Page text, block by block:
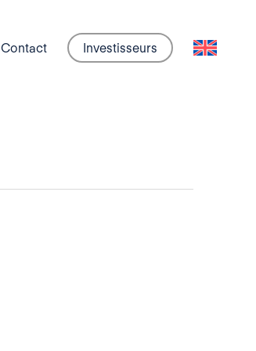
Contact Investisseurs